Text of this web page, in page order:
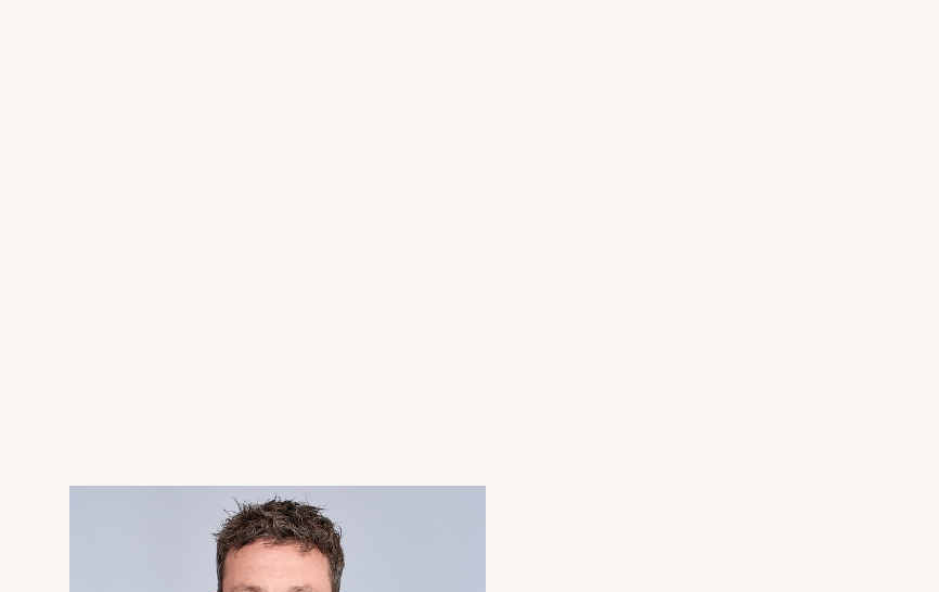
og faktisk se vandet ved Noret. Her kan I få det bedste ud af de solrige dage, for den den velholdte
have indbyder til leg, afslapning og hyggelige grill-aftener.